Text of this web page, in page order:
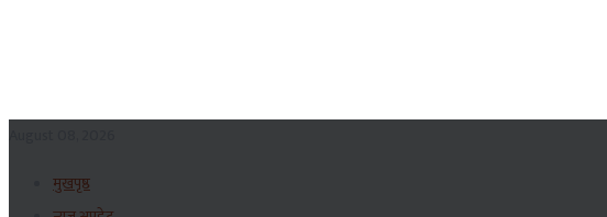
मुखपृष्ठ